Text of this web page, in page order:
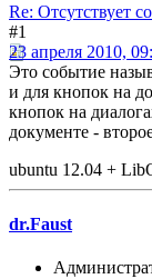
Re: Отсутствует
#1
23 апреля 2010,
Это событие
и для кнопок на
кнопок на
документе -
ubuntu 12.04 +
dr.Faust